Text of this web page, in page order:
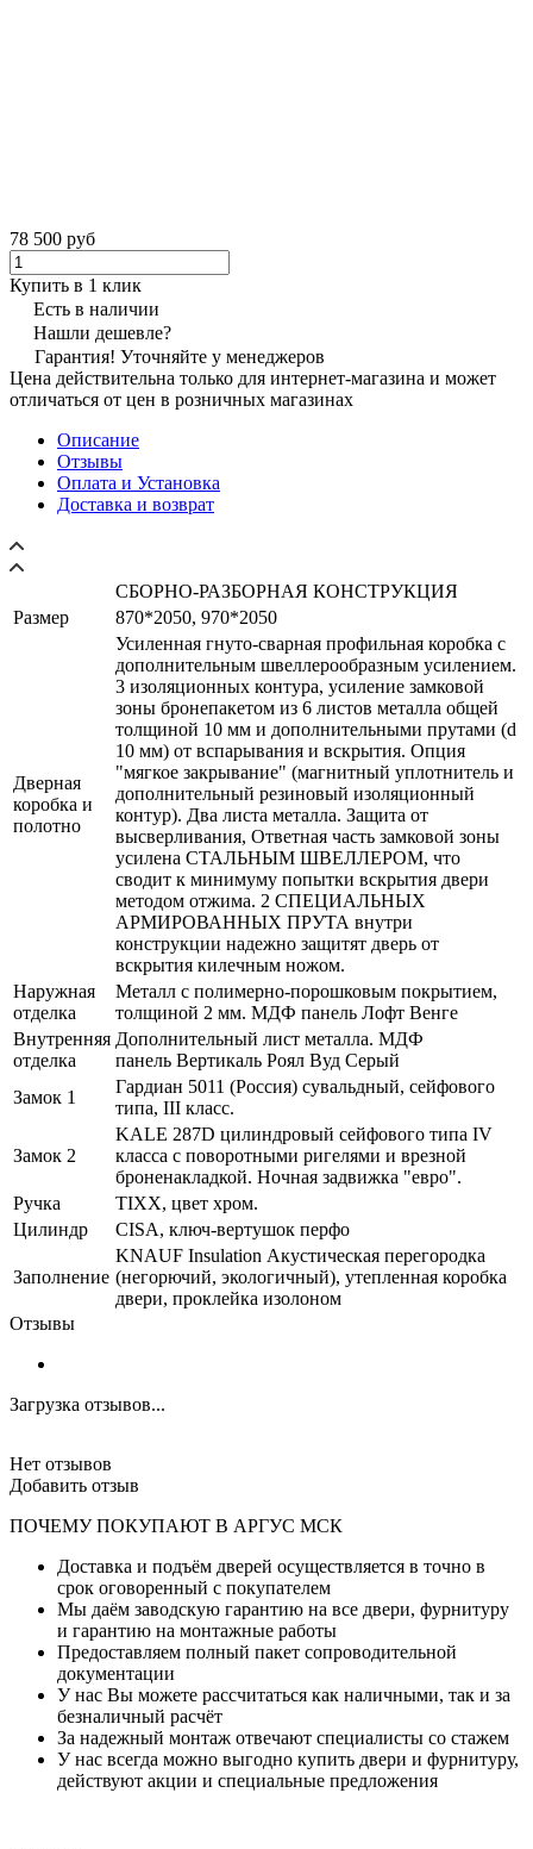
78 500 руб
Купить в 1 клик
Есть в наличии
Нашли дешевле?
Гарантия! Уточняйте у менеджеров
Цена действительна только для интернет-магазина и может
отличаться от цен в розничных магазинах
Описание
Отзывы
Оплата и Установка
Доставка и возврат
СБОРНО-РАЗБОРНАЯ КОНСТРУКЦИЯ
Размер
870*2050, 970*2050
Дверная
коробка и
полотно
Усиленная гнуто-сварная профильная коробка с
дополнительным швеллерообразным усилением.
3 изоляционных контура, усиление замковой
зоны бронепакетом из 6 листов металла общей
толщиной 10 мм и дополнительными прутами (d
10 мм) от вспарывания и вскрытия. Опция
"мягкое закрывание" (магнитный уплотнитель и
дополнительный резиновый изоляционный
контур). Два листа металла. Защита от
высверливания, Ответная часть замковой зоны
усилена СТАЛЬНЫМ ШВЕЛЛЕРОМ, что
сводит к минимуму попытки вскрытия двери
методом отжима. 2 СПЕЦИАЛЬНЫХ
АРМИРОВАННЫХ ПРУТА внутри
конструкции надежно защитят дверь от
вскрытия килечным ножом.
Наружная
отделка
Металл с полимерно-порошковым покрытием,
толщиной 2 мм. МДФ панель Лофт Венге
Внутренняя
отделка
Дополнительный лист металла. МДФ
панель Вертикаль Роял Вуд Серый
Замок 1
Гардиан 5011 (Россия) сувальдный, сейфового
типа, III класс.
Замок 2
KALE 287D цилиндровый сейфового типа IV
класса с поворотными ригелями и врезной
броненакладкой. Ночная задвижка "евро".
Ручка
TIXX, цвет хром.
Цилиндр
CISA, ключ-вертушок перфо
Заполнение
KNAUF Insulation Акустическая перегородка
(негорючий, экологичный), утепленная коробка
двери, проклейка изолоном
Отзывы
Загрузка отзывов...
Нет отзывов
Добавить отзыв
ПОЧЕМУ ПОКУПАЮТ В АРГУС МСК
Доставка и подъём дверей осуществляется в точно в
срок оговоренный с покупателем
Мы даём заводскую гарантию на все двери, фурнитуру
и гарантию на монтажные работы
Предоставляем полный пакет сопроводительной
документации
У нас Вы можете рассчитаться как наличными, так и за
безналичный расчёт
За надежный монтаж отвечают специалисты со стажем
У нас всегда можно выгодно купить двери и фурнитуру,
действуют акции и специальные предложения